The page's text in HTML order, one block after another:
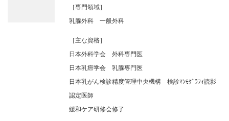
［専門領域］
乳腺外科 一般外科
［主な資格］
日本外科学会 外科専門医
日本乳癌学会 乳腺専門医
日本乳がん検診精度管理中央機構 検診ﾏﾝﾓｸﾞﾗﾌｨ読影
認定医師
緩和ケア研修会修了